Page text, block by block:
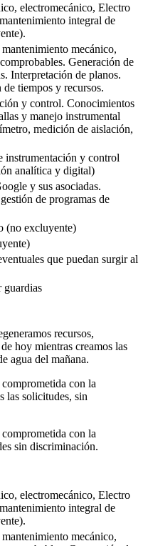
electromecánico, Electro
integral de
mecánico,
Generación de
Interpretación de planos.
tiempos y recursos.
y control. Conocimientos
y manejo instrumental
medición de aislación,
instrumentación y control
analítica y digital)
y sus asociadas.
de programas de
(no excluyente)
que puedan surgir al
guardias
recursos,
hoy mientras creamos las
agua del mañana.
con la
las solicitudes, sin
con la
sin discriminación.
electromecánico, Electro
integral de
mecánico,